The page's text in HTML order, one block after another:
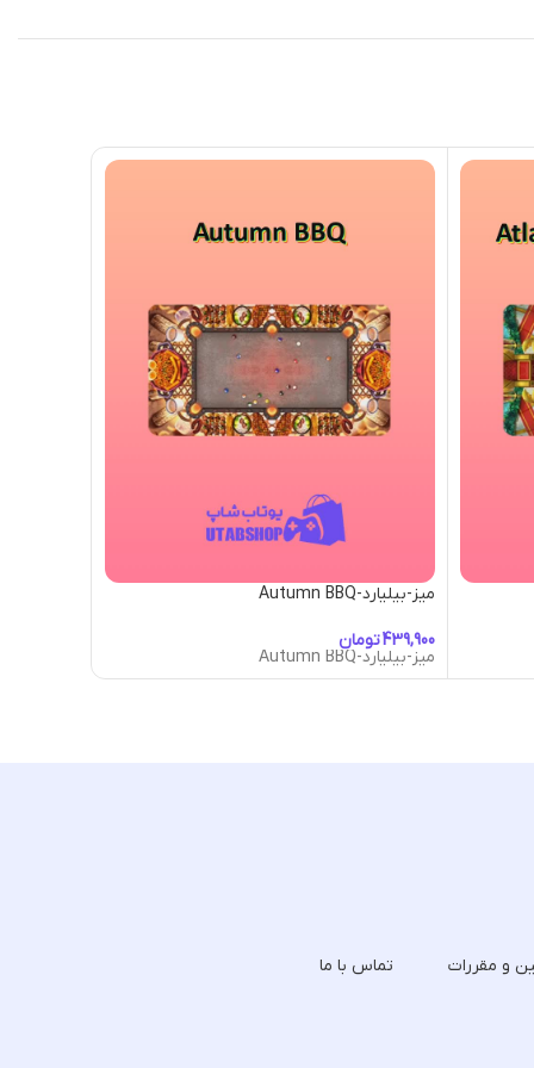
میز-بیلیارد-Autumn BBQ
تومان
میز-بیلیارد-Autumn BBQ
و مقررات تماس با ما